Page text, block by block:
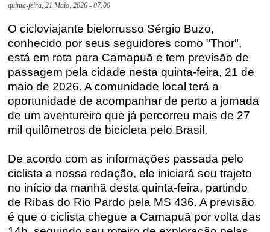
quinta-feira, 21 Maio, 2026 - 07:00
O cicloviajante bielorrusso Sérgio Buzo,
conhecido por seus seguidores como "Thor",
está em rota para Camapuã e tem previsão de
passagem pela cidade nesta quinta-feira, 21 de
maio de 2026. A comunidade local terá a
oportunidade de acompanhar de perto a jornada
de um aventureiro que já percorreu mais de 27
mil quilômetros de bicicleta pelo Brasil.
De acordo com as informações passada pelo
ciclista a nossa redação, ele iniciará seu trajeto
no início da manhã desta quinta-feira, partindo
de Ribas do Rio Pardo pela MS 436. A previsão
é que o ciclista chegue a Camapuã por volta das